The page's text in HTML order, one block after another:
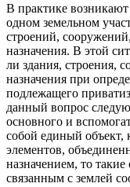
В практике
одном земельном
строений,
назначения. В этой
ли здания, строения,
назначения при
подлежащего
данный вопрос
основного и
собой единый объект,
элементов,
назначением, то
связанным с землей